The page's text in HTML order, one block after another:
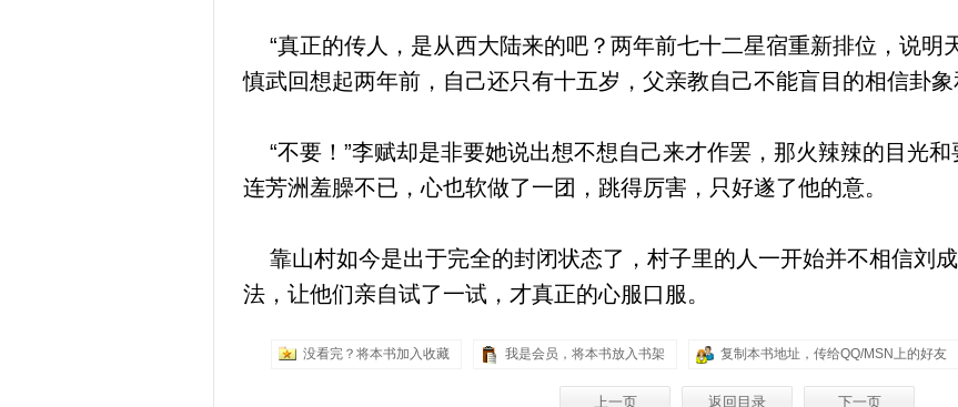
“真正的传人，是从西大陆来的吧？两年前七十二星宿重新排位，说明
慎武回想起两年前，自己还只有十五岁，父亲教自己不能盲目的相信卦象
“不要！”李赋却是非要她说出想不想自己来才作罢，那火辣辣的目光
连芳洲羞臊不已，心也软做了一团，跳得厉害，只好遂了他的意。
靠山村如今是出于完全的封闭状态了，村子里的人一开始并不相信刘
法，让他们亲自试了一试，才真正的心服口服。
没看完？将本书加入收藏 我是会员，将本书放入书架 复制本书地址，传给QQ/MSN上的好友
上一页 返回目录 下一页